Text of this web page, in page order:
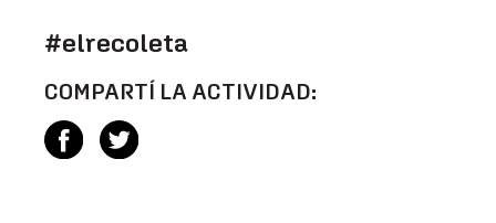
#elrecoleta
COMPARTÍ LA ACTIVIDAD: